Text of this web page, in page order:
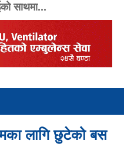
साथमा...
लागि छुटेको बस